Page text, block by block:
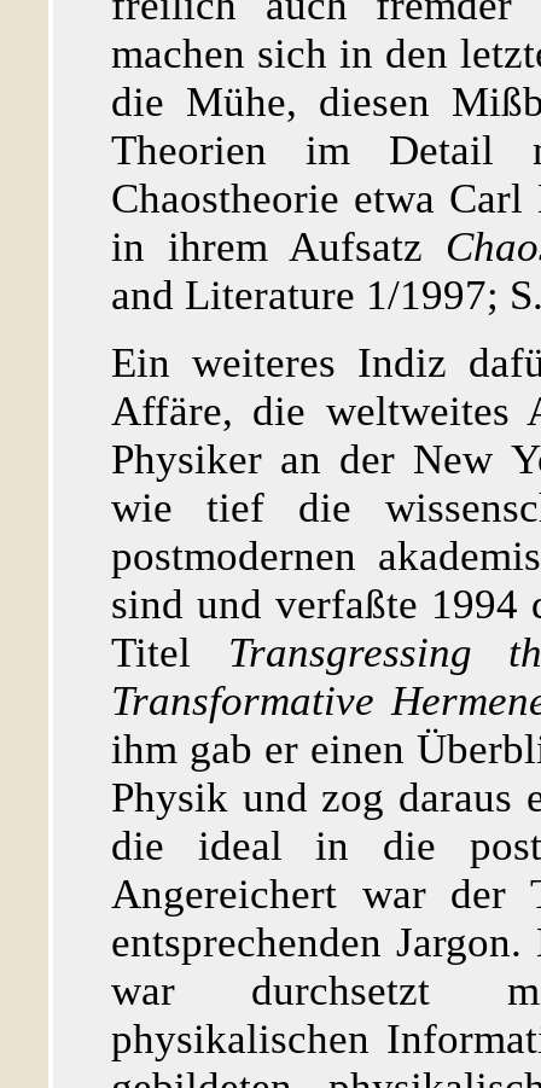
machen sich in den
die Mühe, diesen
Theorien im Detail
Chaostheorie etwa
in ihrem Aufsatz
and Literature 1/1997;
Ein weiteres Indiz
Affäre, die weltweites
Physiker an der New
wie tief die
postmodernen
sind und verfaßte 1994
Titel Transgressing
Transformative
ihm gab er einen
Physik und zog daraus
die ideal in die
Angereichert war der
entsprechenden
war durchsetzt
physikalischen